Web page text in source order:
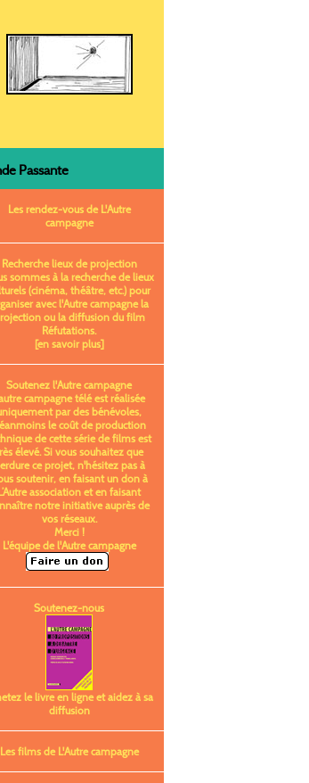
Passante
Les rendez-vous de L'Autre
campagne
Recherche lieux de projection
sommes à la recherche de lieux
(cinéma, théâtre, etc.) pour
avec l'Autre campagne la
ou la diffusion du film
Réfutations.
[en savoir plus]
Soutenez l'Autre campagne
campagne télé est réalisée
par des bénévoles,
le coût de production
de cette série de films est
élevé. Si vous souhaitez que
ce projet, n'hésitez pas à
soutenir, en faisant un don à
association et en faisant
notre initiative auprès de
vos réseaux.
Merci !
L'équipe de l'Autre campagne
Soutenez-nous
le livre en ligne et aidez à sa
diffusion
Les films de L'Autre campagne